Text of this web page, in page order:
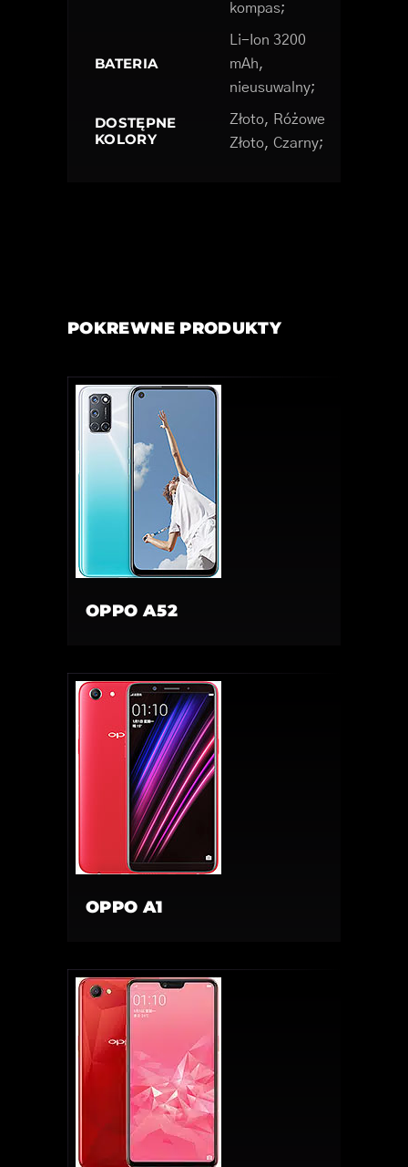
kompas;
BATERIA
Li-Ion 3200
mAh,
nieusuwalny;
DOSTĘPNE
KOLORY
Złoto, Różowe
Złoto, Czarny;
POKREWNE PRODUKTY
OPPO A52
OPPO A1